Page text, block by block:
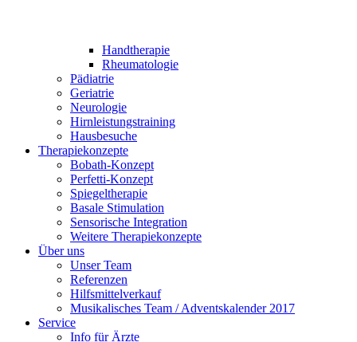
Handtherapie
Rheumatologie
Pädiatrie
Geriatrie
Neurologie
Hirnleistungstraining
Hausbesuche
Therapiekonzepte
Bobath-Konzept
Perfetti-Konzept
Spiegeltherapie
Basale Stimulation
Sensorische Integration
Weitere Therapiekonzepte
Über uns
Unser Team
Referenzen
Hilfsmittelverkauf
Musikalisches Team / Adventskalender 2017
Service
Info für Ärzte